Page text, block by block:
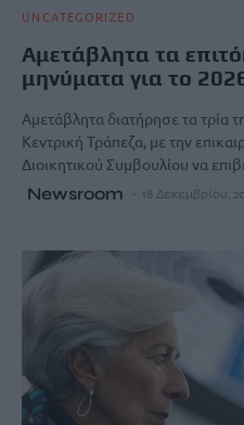
UNCATEGORIZED
Αμετάβλητα τα
μηνύματα για το
Αμετάβλητα διατήρησε τα τρία
Κεντρική Τράπεζα, με την
Διοικητικού Συμβουλίου να
Newsroom 18 Δεκεμβρίου,